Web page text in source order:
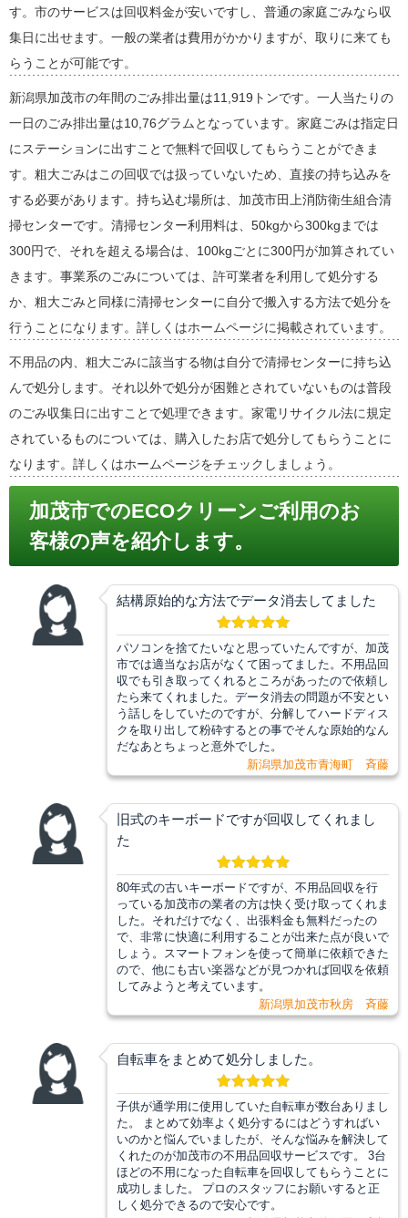
す。市のサービスは回収料金が安いですし、普通の家庭ごみなら収
集日に出せます。一般の業者は費用がかかりますが、取りに来ても
らうことが可能です。
新潟県加茂市の年間のごみ排出量は11,919トンです。一人当たりの
一日のごみ排出量は10,76グラムとなっています。家庭ごみは指定日
にステーションに出すことで無料で回収してもらうことができま
す。粗大ごみはこの回収では扱っていないため、直接の持ち込みを
する必要があります。持ち込む場所は、加茂市田上消防衛生組合清
掃センターです。清掃センター利用料は、50kgから300kgまでは
300円で、それを超える場合は、100kgごとに300円が加算されてい
きます。事業系のごみについては、許可業者を利用して処分する
か、粗大ごみと同様に清掃センターに自分で搬入する方法で処分を
行うことになります。詳しくはホームページに掲載されています。
不用品の内、粗大ごみに該当する物は自分で清掃センターに持ち込
んで処分します。それ以外で処分が困難とされていないものは普段
のごみ収集日に出すことで処理できます。家電リサイクル法に規定
されているものについては、購入したお店で処分してもらうことに
なります。詳しくはホームページをチェックしましょう。
加茂市でのECOクリーンご利用のお
客様の声を紹介します。
結構原始的な方法でデータ消去してました
パソコンを捨てたいなと思っていたんですが、加茂
市では適当なお店がなくて困ってました。不用品回
収でも引き取ってくれるところがあったので依頼し
たら来てくれました。データ消去の問題が不安とい
う話しをしていたのですが、分解してハードディス
クを取り出して粉砕するとの事でそんな原始的なん
だなあとちょっと意外でした。
新潟県加茂市青海町 斉藤
旧式のキーボードですが回収してくれまし
た
80年式の古いキーボードですが、不用品回収を行
っている加茂市の業者の方は快く受け取ってくれま
した。それだけでなく、出張料金も無料だったの
で、非常に快適に利用することが出来た点が良いで
しょう。スマートフォンを使って簡単に依頼できた
ので、他にも古い楽器などが見つかれば回収を依頼
してみようと考えています。
新潟県加茂市秋房 斉藤
自転車をまとめて処分しました。
子供が通学用に使用していた自転車が数台ありまし
た。 まとめて効率よく処分するにはどうすればい
いのかと悩んでいましたが、そんな悩みを解決して
くれたのが加茂市の不用品回収サービスです。 3台
ほどの不用になった自転車を回収してもらうことに
成功しました。 プロのスタッフにお願いすると正
しく処分できるので安心です。